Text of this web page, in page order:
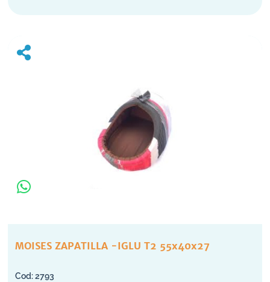
MOISES ZAPATILLA -IGLU T2 55x40x27
2793